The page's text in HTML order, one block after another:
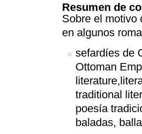
Resumen de
Sobre el motivo
en algunos
sefardíes de
Ottoman
traditional
poesía
baladas,